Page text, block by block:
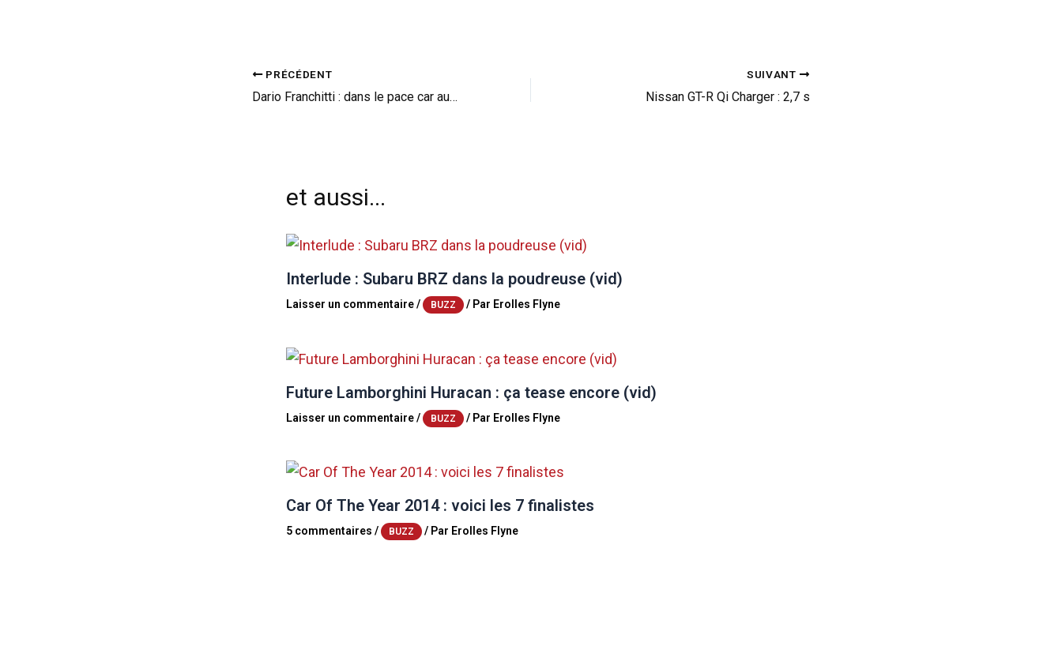
PRÉCÉDENT
Dario Franchitti : dans le pace car aux 500 miles d’Indianapolis
SUIVANT
Nissan GT-R Qi Charger : 2,7 s
et aussi...
Interlude : Subaru BRZ dans la poudreuse (vid)
Laisser un commentaire/ BUZZ / Par Erolles Flyne
Future Lamborghini Huracan : ça tease encore (vid)
Laisser un commentaire/ BUZZ / Par Erolles Flyne
Car Of The Year 2014 : voici les 7 finalistes
5 commentaires / BUZZ / Par Erolles Flyne